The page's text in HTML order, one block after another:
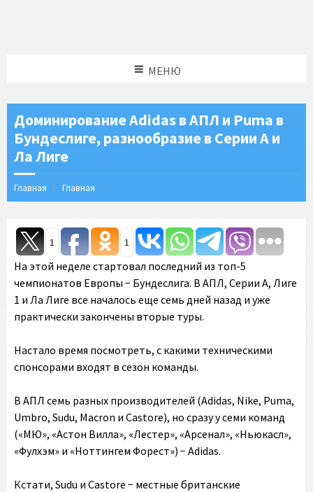
МЕНЮ
Доминирование Adidas в АПЛ и Puma в
Бундеслиге, разнообразие в Серии А и
Ла Лиге
Главная Главная
1 1
На этой неделе стартовал последний из топ-5
чемпионатов Европы − Бундеслига. В АПЛ, Серии А, Лиге
1 и Ла Лиге все началось еще семь дней назад и уже
практически закончены вторые туры.
Настало время посмотреть, с какими техническими
спонсорами входят в сезон команды.
В АПЛ семь разных производителей (Adidas, Nike, Puma,
Umbro, Sudu, Macron и Castore), но сразу у семи команд
(«МЮ», «Астон Вилла», «Лестер», «Арсенал», «Ньюкасл»,
«Фулхэм» и «Ноттингем Форест») − Adidas.
Кстати, Sudu и Castore − местные британские